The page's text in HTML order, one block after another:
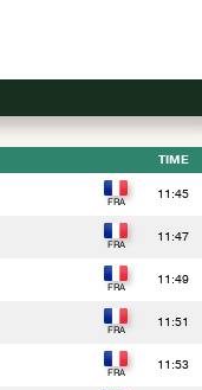
TIME
11:45
11:47
11:49
11:51
11:53